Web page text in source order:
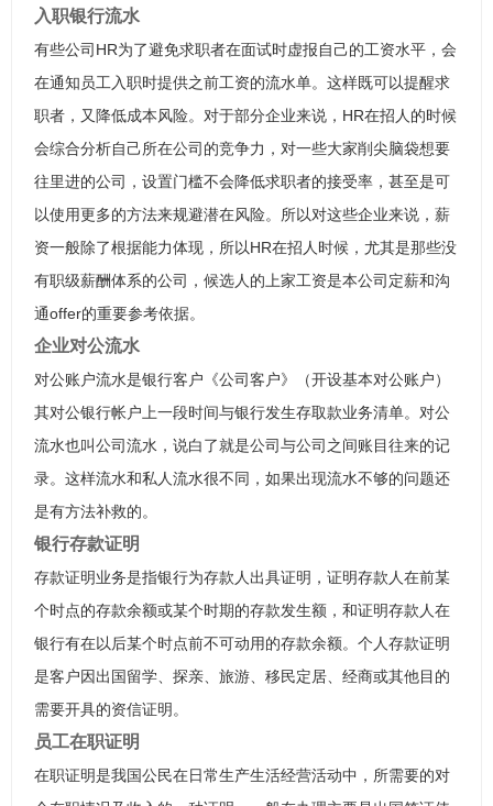
入职银行流水
有些公司HR为了避免求职者在面试时虚报自己的工资水平，会
在通知员工入职时提供之前工资的流水单。这样既可以提醒求
职者，又降低成本风险。对于部分企业来说，HR在招人的时候
会综合分析自己所在公司的竞争力，对一些大家削尖脑袋想要
往里进的公司，设置门槛不会降低求职者的接受率，甚至是可
以使用更多的方法来规避潜在风险。所以对这些企业来说，薪
资一般除了根据能力体现，所以HR在招人时候，尤其是那些没
有职级薪酬体系的公司，候选人的上家工资是本公司定薪和沟
通offer的重要参考依据。
企业对公流水
对公账户流水是银行客户《公司客户》（开设基本对公账户）
其对公银行帐户上一段时间与银行发生存取款业务清单。对公
流水也叫公司流水，说白了就是公司与公司之间账目往来的记
录。这样流水和私人流水很不同，如果出现流水不够的问题还
是有方法补救的。
银行存款证明
存款证明业务是指银行为存款人出具证明，证明存款人在前某
个时点的存款余额或某个时期的存款发生额，和证明存款人在
银行有在以后某个时点前不可动用的存款余额。个人存款证明
是客户因出国留学、探亲、旅游、移民定居、经商或其他目的
需要开具的资信证明。
员工在职证明
在职证明是我国公民在日常生产生活经营活动中，所需要的对